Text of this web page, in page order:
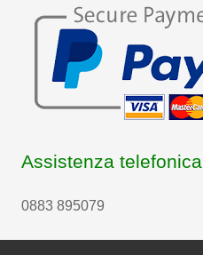
Assistenza telefonica
0883 895079